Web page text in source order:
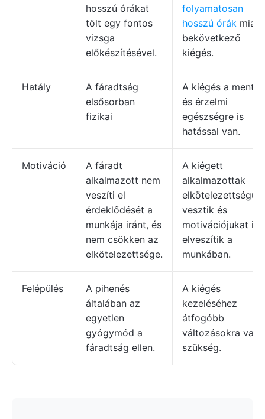
hosszú órákat
tölt egy fontos
vizsga
előkészítésével.
folyamatosan
hosszú órák miatt
bekövetkező
kiégés.
Hatály
A fáradtság
elsősorban
fizikai
A kiégés a
és érzelmi
egészségre is
hatással van.
Motiváció
A fáradt
alkalmazott nem
veszíti el
érdeklődését a
munkája iránt, és
nem csökken az
elkötelezettsége.
A kiégett
alkalmazottak
vesztik és
motivációjukat is
elveszítik a
munkában.
Felépülés
A pihenés
általában az
egyetlen
gyógymód a
fáradtság ellen.
A kiégés
kezeléséhez
átfogóbb
változásokra van
szükség.